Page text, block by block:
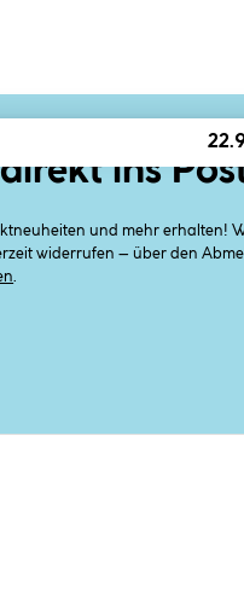
ins
und mehr erhalten!
widerrufen – über den